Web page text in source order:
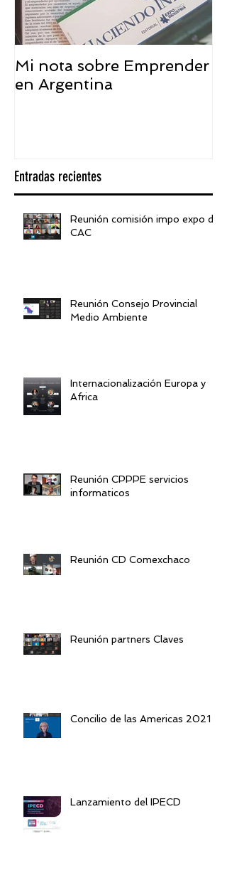
Mi nota sobre Emprender
en Argentina
Entradas recientes
Reunión comisión impo expo de
CAC
Reunión Consejo Provincial
Medio Ambiente
Internacionalización Europa y
Africa
Reunión CPPPE servicios
informaticos
Reunión CD Comexchaco
Reunión partners Claves
Concilio de las Americas 2021
Lanzamiento del IPECD